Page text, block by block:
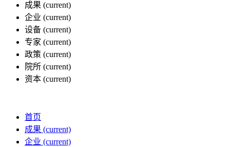
成果 (current)
企业 (current)
设备 (current)
专家 (current)
政策 (current)
院所 (current)
资本 (current)
首页
成果 (current)
企业 (current)